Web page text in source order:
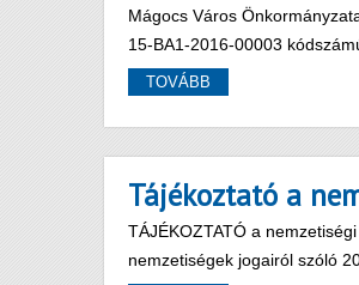
Mágocs Város
15-BA1-2016-00003
TOVÁBB
Tájékoztató a
TÁJÉKOZTATÓ a
nemzetiségek jogairól szóló